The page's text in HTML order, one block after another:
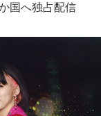
国へ独占配信